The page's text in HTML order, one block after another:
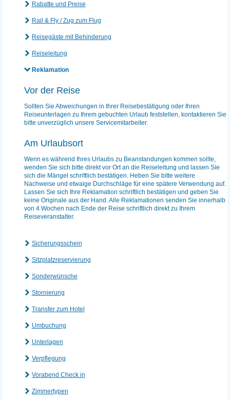
Rabatte und Preise
Rail & Fly / Zug zum Flug
Reisegäste mit Behinderung
Reiseleitung
Reklamation
Vor der Reise
Sollten Sie Abweichungen in Ihrer Reisebestätigung oder Ihren
Reiseunterlagen zu Ihrem gebuchten Urlaub feststellen, kontaktieren Sie
bitte unverzüglich unsere Servicemitarbeiter.
Am Urlaubsort
Wenn es während Ihres Urlaubs zu Beanstandungen kommen sollte,
wenden Sie sich bitte direkt vor Ort an die Reiseleitung und lassen Sie
sich die Mängel schriftlich bestätigen. Heben Sie bitte weitere
Nachweise und etwaige Durchschläge für eine spätere Verwendung auf.
Lassen Sie sich Ihre Reklamation schriftlich bestätigen und geben Sie
keine Originale aus der Hand. Alle Reklamationen senden Sie innerhalb
von 4 Wochen nach Ende der Reise schriftlich direkt zu Ihrem
Reiseveranstalter.
Sicherungsschein
Sitzplatzreservierung
Sonderwünsche
Stornierung
Transfer zum Hotel
Umbuchung
Unterlagen
Verpflegung
Vorabend Check in
Zimmertypen